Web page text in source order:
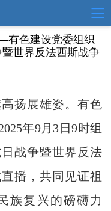
色建设党委组织
世界反法西斯战争
扬展雄姿。有色
年9月3日9时组
战争暨世界反法
播，共同见证祖
族复兴的磅礴力